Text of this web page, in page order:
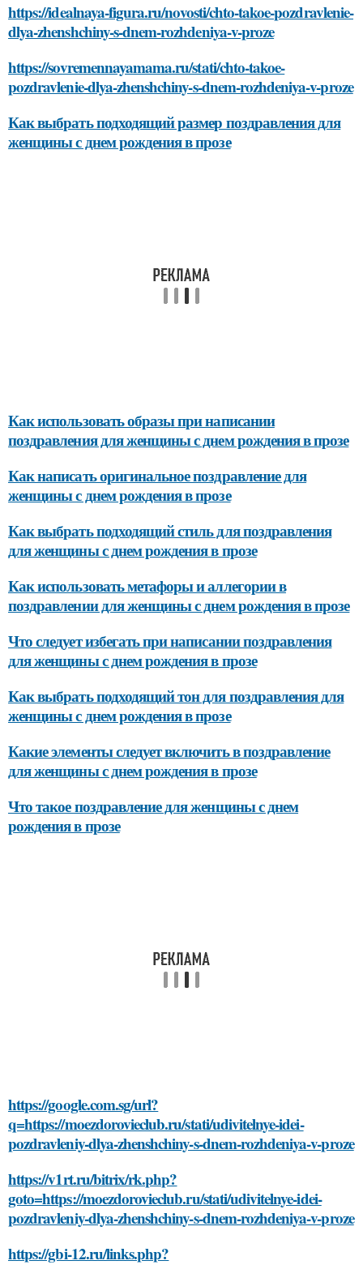
https://idealnaya-figura.ru/novosti/chto-takoe-pozdravlenie-
dlya-zhenshchiny-s-dnem-rozhdeniya-v-proze
https://sovremennayamama.ru/stati/chto-takoe-
pozdravlenie-dlya-zhenshchiny-s-dnem-rozhdeniya-v-proze
Как выбрать подходящий размер поздравления для
женщины с днем рождения в прозе
Как использовать образы при написании
поздравления для женщины с днем рождения в прозе
Как написать оригинальное поздравление для
женщины с днем рождения в прозе
Как выбрать подходящий стиль для поздравления
для женщины с днем рождения в прозе
Как использовать метафоры и аллегории в
поздравлении для женщины с днем рождения в прозе
Что следует избегать при написании поздравления
для женщины с днем рождения в прозе
Как выбрать подходящий тон для поздравления для
женщины с днем рождения в прозе
Какие элементы следует включить в поздравление
для женщины с днем рождения в прозе
Что такое поздравление для женщины с днем
рождения в прозе
https://google.com.sg/url?
q=https://moezdorovieclub.ru/stati/udivitelnye-idei-
pozdravleniy-dlya-zhenshchiny-s-dnem-rozhdeniya-v-proze
https://v1rt.ru/bitrix/rk.php?
goto=https://moezdorovieclub.ru/stati/udivitelnye-idei-
pozdravleniy-dlya-zhenshchiny-s-dnem-rozhdeniya-v-proze
https://gbi-12.ru/links.php?